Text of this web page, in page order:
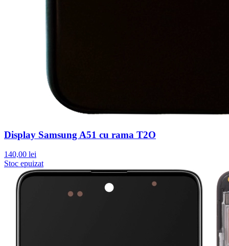
Display Samsung A51 cu rama T2O
140,00 lei
Stoc epuizat